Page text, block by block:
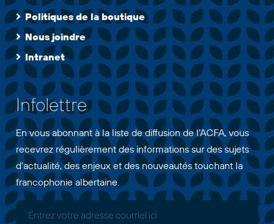
Politiques de la boutique
Nous joindre
Intranet
Infolettre
En vous abonnant à la liste de diffusion de l'ACFA, vous
recevrez régulièrement des informations sur des sujets
d'actualité, des enjeux et des nouveautés touchant la
francophonie albertaine.